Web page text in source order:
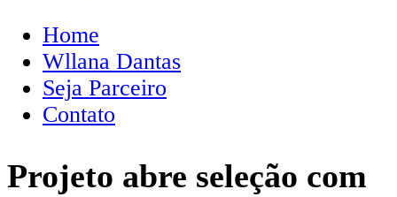
Home
Wllana Dantas
Seja Parceiro
Contato
Projeto abre seleção com